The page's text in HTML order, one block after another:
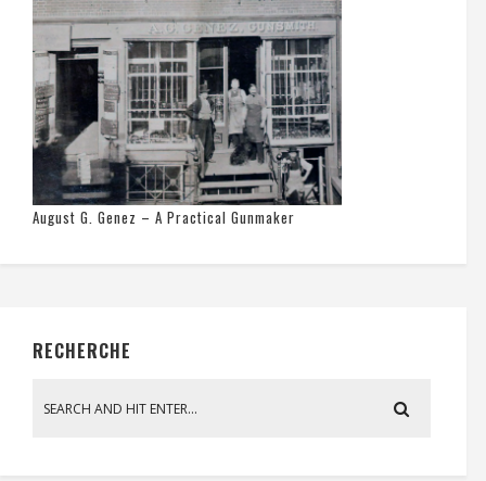
August G. Genez – A Practical Gunmaker
RECHERCHE